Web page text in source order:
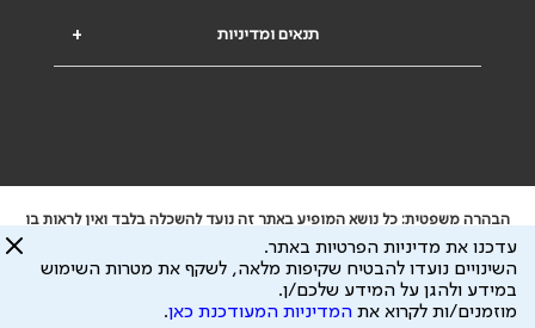
+ תנאים ומדיניות
הבהרה משפטית: כל נושא המופיע באתר זה נועד להשכלה בלבד ואין לראות בו
ייעוץ רפואי או משפטי. אין הר"י אחראית לתוכן המתפרסם באתר זה ולכל נזק
שעלול להיגרם.
ידוע לי שהר"י אוספת ושומרת מידע אישי לצורך מתן השרות וכי חלק ממנו עשוי
להיות מועבר לצדדים שלישיים, הכל בכפוף למדיניות הפרטיות
עדכנו את מדיניות הפרטיות באתר.
השינויים נועדו להבטיח שקיפות מלאה, לשקף את מטרות השימוש
במידע ולהגן על המידע שלכם/ן.
מוזמנים/ות לקרוא את המדיניות המעודכנת כאן.